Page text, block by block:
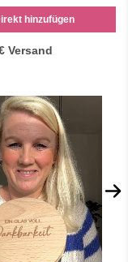
hinzufügen
Versand